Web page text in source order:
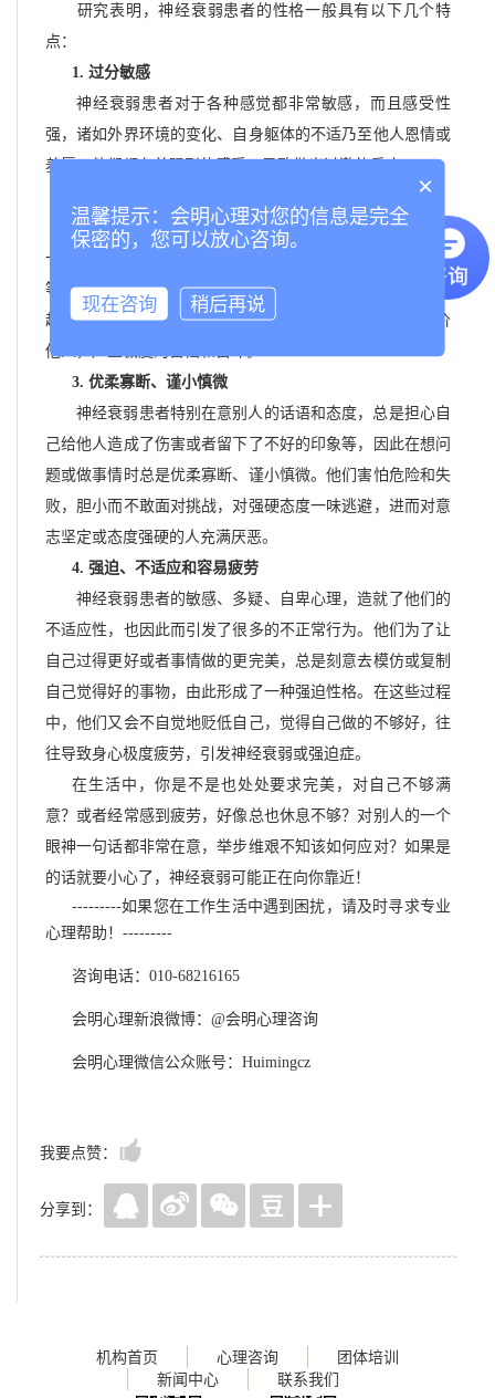
研究表明，神经衰弱患者的性格一般具有以下几个特
点：
1. 过分敏感
神经衰弱患者对于各种感觉都非常敏感，而且感受性
强，诸如外界环境的变化、自身躯体的不适乃至他人恩情或
羞辱，他们都有着强烈的感受，导致做出过激的反应。
神经衰弱患者一般内心比较自卑，做事缺乏信心，总有
一种不完善感。他们总是担心自己做不好，过分追求完美，
等待结果时总是坐立不安、心神不宁。这些人当中，往往是
越优秀的人越不自信，对自己的要求也越高，并过高地评价
他人，产生极度的苦恼和自卑。
3. 优柔寡断、谨小慎微
神经衰弱患者特别在意别人的话语和态度，总是担心自
己给他人造成了伤害或者留下了不好的印象等，因此在想问
题或做事情时总是优柔寡断、谨小慎微。他们害怕危险和失
败，胆小而不敢面对挑战，对强硬态度一味逃避，进而对意
志坚定或态度强硬的人充满厌恶。
4. 强迫、不适应和容易疲劳
神经衰弱患者的敏感、多疑、自卑心理，造就了他们的
不适应性，也因此而引发了很多的不正常行为。他们为了让
自己过得更好或者事情做的更完美，总是刻意去模仿或复制
自己觉得好的事物，由此形成了一种强迫性格。在这些过程
中，他们又会不自觉地贬低自己，觉得自己做的不够好，往
往导致身心极度疲劳，引发神经衰弱或强迫症。
在生活中，你是不是也处处要求完美，对自己不够满
意？或者经常感到疲劳，好像总也休息不够？对别人的一个
眼神一句话都非常在意，举步维艰不知该如何应对？如果是
的话就要小心了，神经衰弱可能正在向你靠近！
---------如果您在工作生活中遇到困扰，请及时寻求专业
心理帮助！---------
咨询电话：010-68216165
会明心理新浪微博：@会明心理咨询
会明心理微信公众账号：Huimingcz
我要点赞：
分享到：
机构首页 心理咨询
团体培训
新闻中心
联系我们
×
温馨提示：会明心理对您的信息是完全
保密的，您可以放心咨询。
现在咨询 稍后再说